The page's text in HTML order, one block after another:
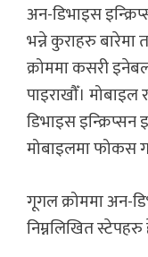
अन-डिभाइस
भन्ने कुराहरु
क्रोममा कसरी
पाइराखौँ।
डिभाइस
मोबाइलमा फोकस
गूगल क्रोममा अन-
निम्नलिखित स्टेपहरु